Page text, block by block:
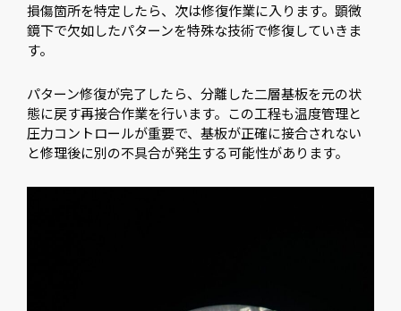
損傷箇所を特定したら、次は修復作業に入ります。顕微
鏡下で欠如したパターンを特殊な技術で修復していきま
す。
パターン修復が完了したら、分離した二層基板を元の状
態に戻す再接合作業を行います。この工程も温度管理と
圧力コントロールが重要で、基板が正確に接合されない
と修理後に別の不具合が発生する可能性があります。